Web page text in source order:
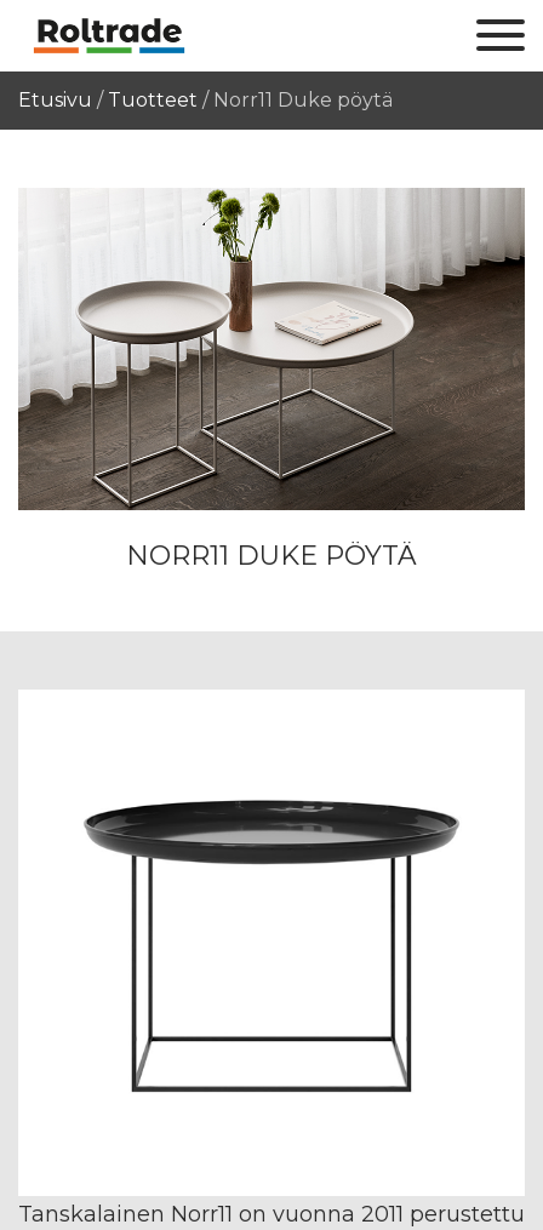
Etusivu / Tuotteet / Norr11 Duke pöytä
NORR11 DUKE PÖYTÄ
Tanskalainen Norr11 on vuonna 2011 perustettu